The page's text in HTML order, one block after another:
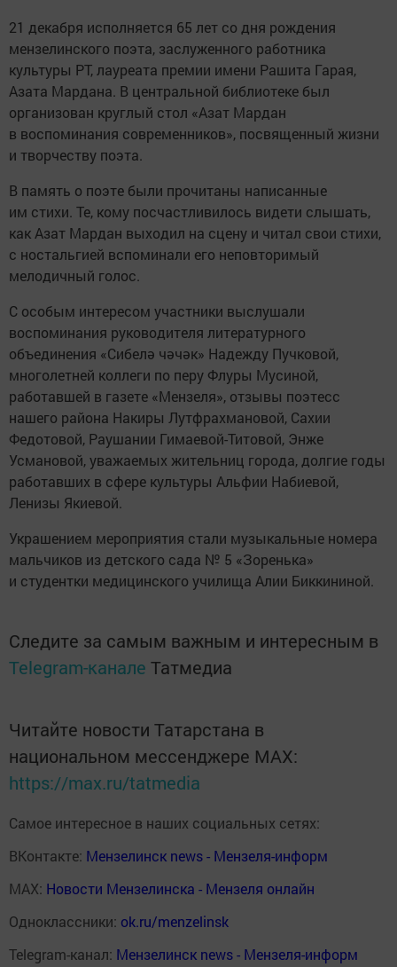
21 декабря исполняется 65 лет со дня рождения
мензелинского поэта, заслуженного работника
культуры РТ, лауреата премии имени Рашита Гарая,
Азата Мардана. В центральной библиотеке был
организован круглый стол «Азат Мардан
в воспоминания современников», посвященный жизни
и творчеству поэта.
В память о поэте были прочитаны написанные
им стихи. Те, кому посчастливилось видети слышать,
как Азат Мардан выходил на сцену и читал свои стихи,
с ностальгией вспоминали его неповторимый
мелодичный голос.
С особым интересом участники выслушали
воспоминания руководителя литературного
объединения «Сибелә чәчәк» Надежду Пучковой,
многолетней коллеги по перу Флуры Мусиной,
работавшей в газете «Мензеля», отзывы поэтесс
нашего района Накиры Лутфрахмановой, Сахии
Федотовой, Раушании Гимаевой-Титовой, Энже
Усмановой, уважаемых жительниц города, долгие годы
работавших в сфере культуры Альфии Набиевой,
Ленизы Якиевой.
Украшением мероприятия стали музыкальные номера
мальчиков из детского сада № 5 «Зоренька»
и студентки медицинского училища Алии Биккининой.
Следите за самым важным и интересным в
Telegram-канале Татмедиа
Читайте новости Татарстана в
национальном мессенджере MАХ:
https://max.ru/tatmedia
Самое интересное в наших социальных сетях:
ВКонтакте: Мензелинск news - Мензеля-информ
MAX: Новости Мензелинска - Мензеля онлайн
Одноклассники: ok.ru/menzelinsk
Telegram-канал: Мензелинск news - Мензеля-информ